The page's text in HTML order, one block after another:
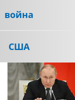
война
США